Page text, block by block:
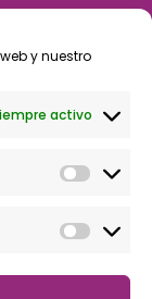
y nuestro
activo
cookies